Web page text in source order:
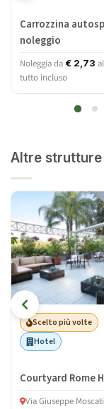
Carrozzina
noleggio
Noleggia da € 2,73
tutto incluso
Altre strutture
Scelto più volte
Hotel
Courtyard Rome
Via Giuseppe